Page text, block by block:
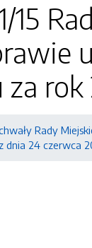
15
rok
Rady
dnia 24